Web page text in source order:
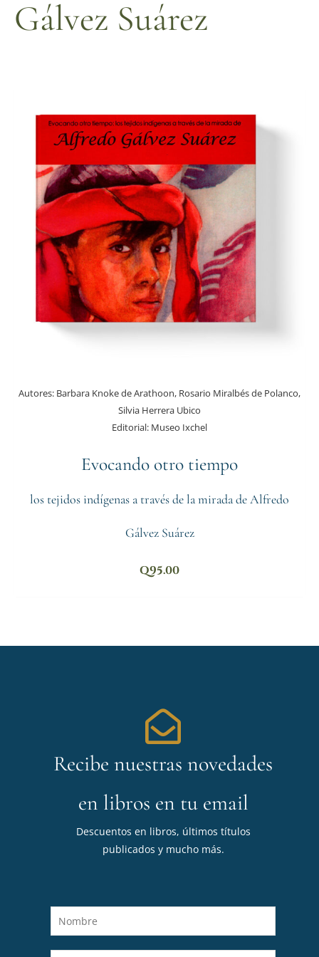
Gálvez Suárez
Autores: Barbara Knoke de Arathoon, Rosario Miralbés de Polanco,
Silvia Herrera Ubico
Editorial: Museo Ixchel
Evocando otro tiempo
los tejidos indígenas a través de la mirada de Alfredo
Gálvez Suárez
Q95.00
Recibe nuestras novedades
en libros en tu email
Descuentos en libros, últimos títulos
publicados y mucho más.
o
m